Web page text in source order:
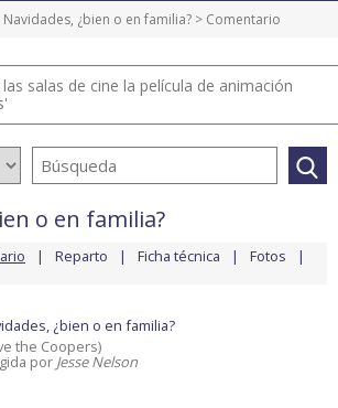
Navidades, ¿bien o en familia? > Comentario
salas de cine la película de animación
o en familia?
Reparto Ficha técnica Fotos
¿bien o en familia?
the Coopers)
por Jesse Nelson